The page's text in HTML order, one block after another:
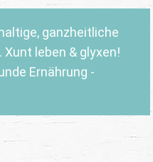
ganzheitliche
Xunt leben & glyxen!
Ernährung -